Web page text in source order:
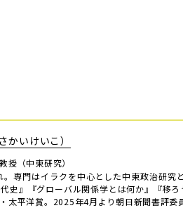
かいけいこ）
授（中東研究）
専門はイラクを中心とした中東政治研究
代史』『グローバル関係学とは何か』『移
太平洋賞。2025年4月より朝日新聞書評委